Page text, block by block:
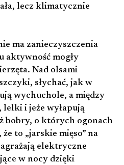
lecz klimatycznie
ma zanieczyszczenia
aktywność mogły
Nad olsami
słychać, jak w
wychuchole, a między
i jeże wyłapują
bobry, o których ogonach
to „jarskie mięso” na
elektryczne
w nocy dzięki